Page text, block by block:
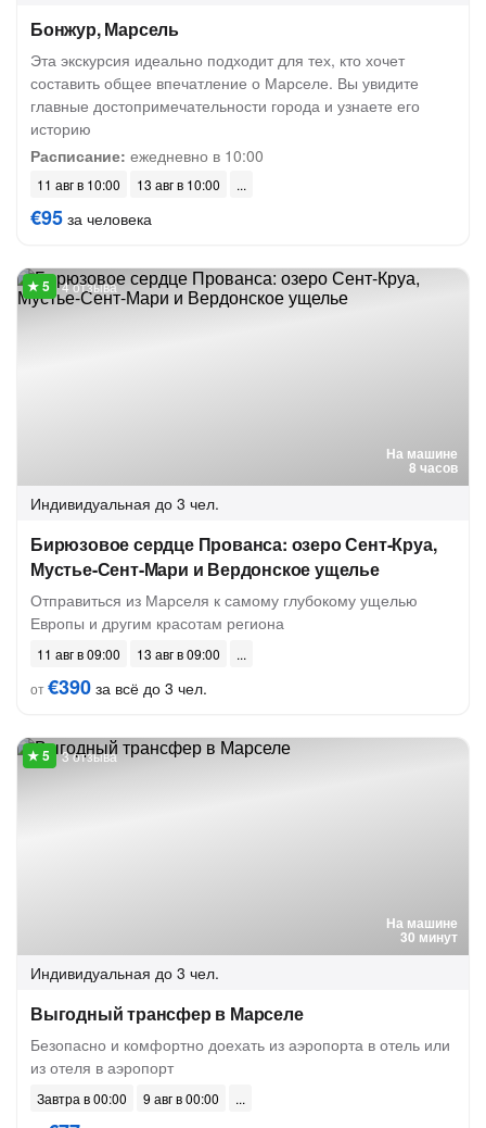
Бонжур, Марсель
Эта экскурсия идеально подходит для тех, кто хочет
составить общее впечатление о Марселе. Вы увидите
главные достопримечательности города и узнаете его
историю
Расписание: ежедневно в 10:00
11 авг в 10:00 13 авг в 10:00
€95 за человека
На машине
8 часов
4 отзыва
Индивидуальная до 3 чел.
Бирюзовое сердце Прованса: озеро Сент-Круа,
Мустье-Сент-Мари и Вердонское ущелье
Отправиться из Марселя к самому глубокому ущелью
Европы и другим красотам региона
11 авг в 09:00
13 авг в 09:00
от€390 за всё до 3 чел.
На машине
30 минут
3 отзыва
Индивидуальная до 3 чел.
Выгодный трансфер в Марселе
Безопасно и комфортно доехать из аэропорта в отель или
из отеля в аэропорт
Завтра в 00:00
9 авг в 00:00